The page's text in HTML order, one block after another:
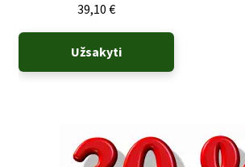
39,10 €
Užsakyti